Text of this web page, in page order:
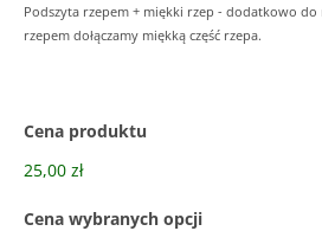
Podszyta rzepem + miękki rzep - dodatkowo do
rzepem dołączamy miękką część rzepa.
Cena produktu
25,00 zł
Cena wybranych opcji